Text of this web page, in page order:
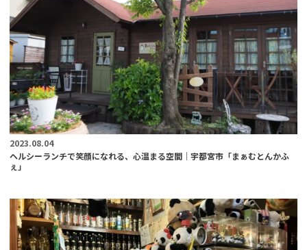
2023.08.04
ヘルシーランチで笑顔になれる、心温まる空間｜宇都宮市「まぁむとんかふ
ぇ」